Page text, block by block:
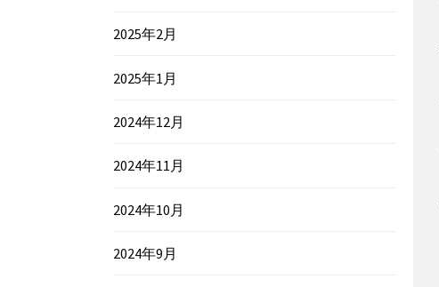
2025年2月
2025年1月
2024年12月
2024年11月
2024年10月
2024年9月